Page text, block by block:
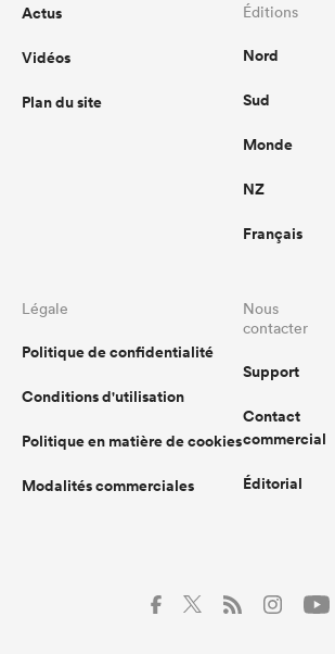
Actus
Vidéos
Plan du site
Éditions
Nord
Sud
Monde
NZ
Français
Légale
Politique de confidentialité
Conditions d'utilisation
Politique en matière de cookies
Modalités commerciales
Nous
contacter
Support
Contact
commercial
Éditorial